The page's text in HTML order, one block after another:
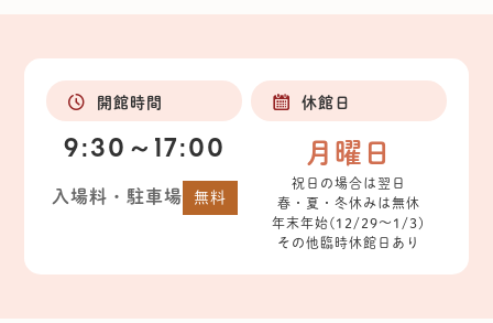
開館時間
9:30～17:00
入場料・駐車場 無料
休館日
月曜日
祝日の場合は翌日
春・夏・冬休みは無休
年末年始(12/29～1/3)
その他臨時休館日あり